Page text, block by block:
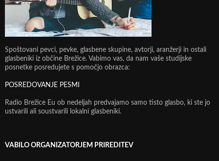
Spoštovani pevci, pevke, glasbene skupine, avtorji, aranžerji in ostali
glasbeniki iz občine Brežice. Vabimo vas, da nam vaše studijske
posnetke posredujete s pomočjo obrazca:
POSREDOVANJE PESMI
Radio Brežice Eu ob nedeljah predvajamo samo tisto glasbo, ki ste jo
ustvarili ali soustvarili lokalni glasbeniki.
VABILO ORGANIZATORJEM PRIREDITEV